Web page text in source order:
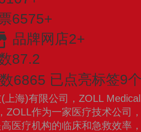
6575+
品牌网店2+
87.2
6865 已点亮标签9
上海)有限公司，ZOLL
ZOLL作为一家医疗技术公司
医疗机构的临床和急救效率